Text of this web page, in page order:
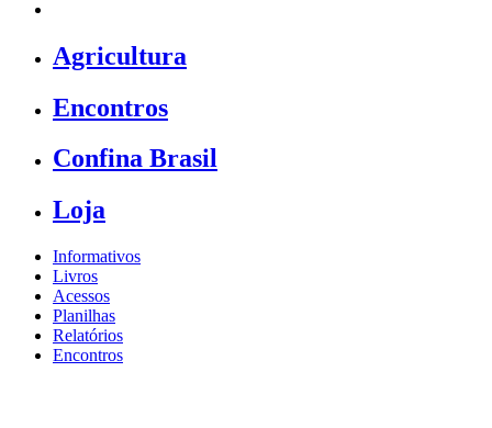
Agricultura
Encontros
Confina Brasil
Loja
Informativos
Livros
Acessos
Planilhas
Relatórios
Encontros